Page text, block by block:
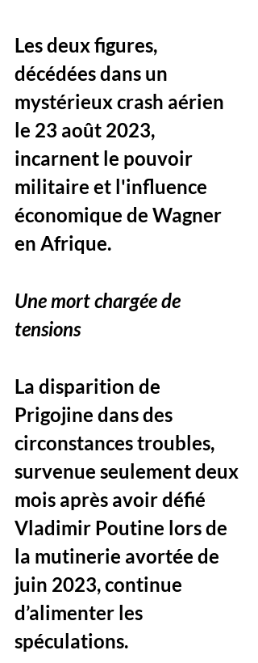
Les deux figures,
décédées dans un
mystérieux crash aérien
le 23 août 2023,
incarnent le pouvoir
militaire et l'influence
économique de Wagner
en Afrique.
Une mort chargée de
tensions
La disparition de
Prigojine dans des
circonstances troubles,
survenue seulement deux
mois après avoir défié
Vladimir Poutine lors de
la mutinerie avortée de
juin 2023, continue
d’alimenter les
spéculations.